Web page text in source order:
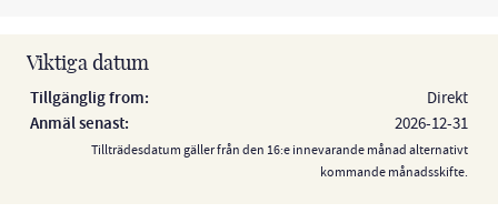
Viktiga datum
Tillgänglig from:
Direkt
Anmäl senast:
2026-12-31
Tillträdesdatum gäller från den 16:e innevarande månad alternativt
kommande månadsskifte.